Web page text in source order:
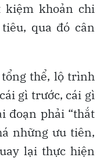
kiệm khoản chi
qua đó cân
thể, lộ trình
gì trước, cái gì
đoạn phải “thắt
những ưu tiên,
lại thực hiện